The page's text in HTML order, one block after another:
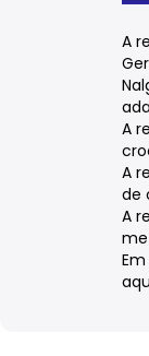
A
A
A
de
A